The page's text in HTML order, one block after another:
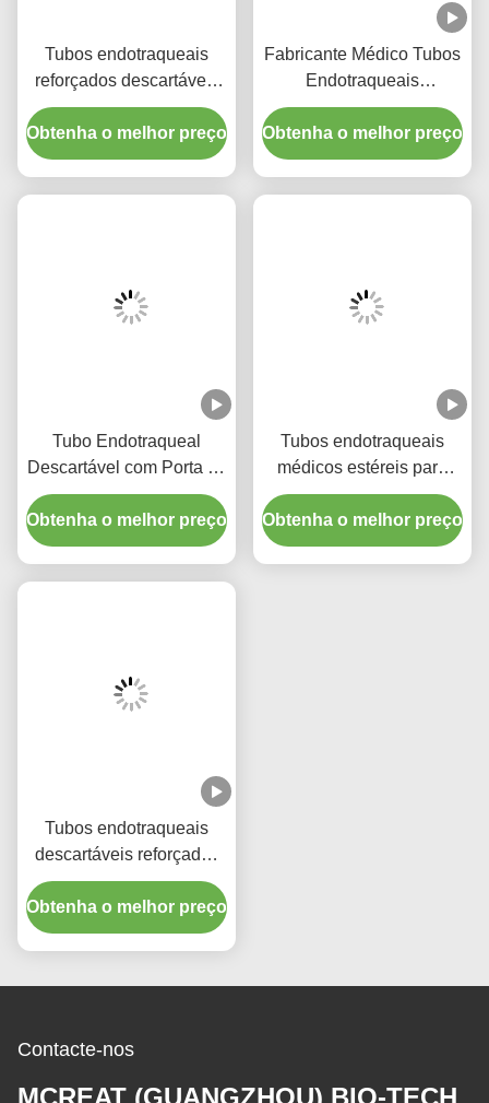
Tags:
Tamanho 7.5 Tubos Endotraqueais Nasais
Equipamento De Intubação Nasal De Tamanho 7.5
reforçados descartáveis
com porta de sucção para
Reforçados descartáveis